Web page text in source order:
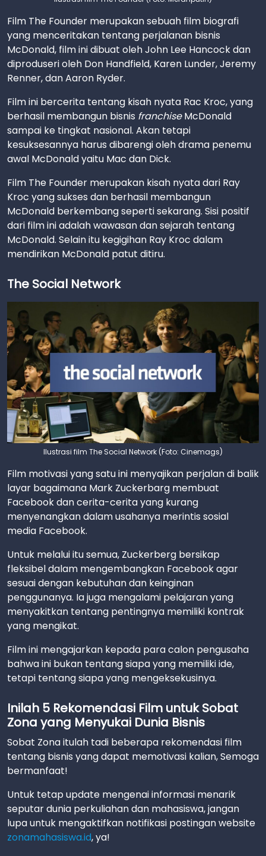
Film The Founder merupakan sebuah film biografi
yang menceritakan tentang perjalanan bisnis
McDonald, film ini dibuat oleh John Lee Hancock dan
diproduseri oleh Don Handfield, Karen Lunder, Jeremy
Renner, dan Aaron Ryder.
Film ini bercerita tentang kisah nyata Rac Kroc, yang
berhasil membangun bisnis franchiseMcDonald
sampai ke tingkat nasional. Akan tetapi
kesuksesannya harus dibarengi oleh drama penemu
awal McDonald yaitu Mac dan Dick.
Film The Founder merupakan kisah nyata dari Ray
Kroc yang sukses dan berhasil membangun
McDonald berkembang seperti sekarang. Sisi positif
dari film ini adalah wawasan dan sejarah tentang
McDonald. Selain itu kegigihan Ray Kroc dalam
mendirikan McDonald patut ditiru.
The Social Network
Ilustrasi film The Social Network (Foto: Cinemags)
Film motivasi yang satu ini menyajikan perjalan di balik
layar bagaimana Mark Zuckerbarg membuat
Facebook dan cerita-cerita yang kurang
menyenangkan dalam usahanya merintis sosial
media Facebook.
Untuk melalui itu semua, Zuckerberg bersikap
fleksibel dalam mengembangkan Facebook agar
sesuai dengan kebutuhan dan keinginan
penggunanya. Ia juga mengalami pelajaran yang
menyakitkan tentang pentingnya memiliki kontrak
yang mengikat.
Film ini mengajarkan kepada para calon pengusaha
bahwa ini bukan tentang siapa yang memiliki ide,
tetapi tentang siapa yang mengeksekusinya.
Inilah 5 Rekomendasi Film untuk Sobat
Zona yang Menyukai Dunia Bisnis
Sobat Zona itulah tadi beberapa rekomendasi film
tentang bisnis yang dapat memotivasi kalian, Semoga
bermanfaat!
Untuk tetap update mengenai informasi menarik
seputar dunia perkuliahan dan mahasiswa, jangan
lupa untuk mengaktifkan notifikasi postingan website
zonamahasiswa.id, ya!